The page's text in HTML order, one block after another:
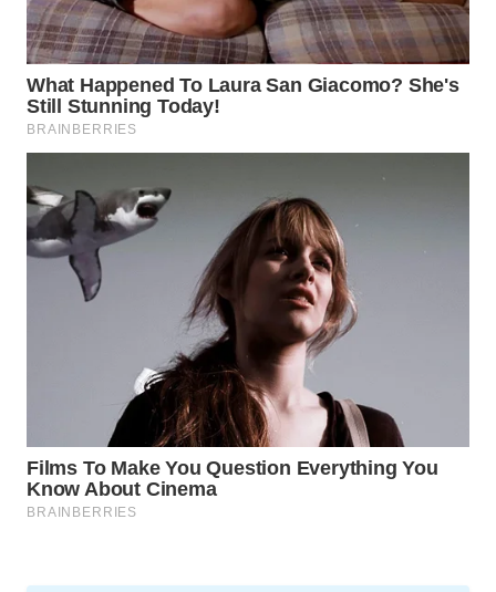
WAHANA
OTOMOTIF
WAHANA
HEALTH
WAHANA
DESA
WISATA
KONSUMEN
LISTRIK
KELISTRIKAN